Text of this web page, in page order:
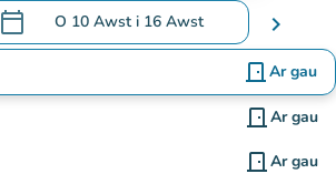
calendar_today O 10 Awst i 16 Awst
.Agor y calendr i newid dyddiadau chevron_right
door_front Ar gau
door_front Ar gau
door_front Ar gau